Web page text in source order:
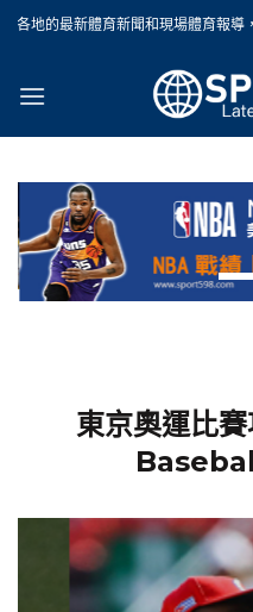
Skip和現場體育報導，包括NBA、MLB
東京奧運比